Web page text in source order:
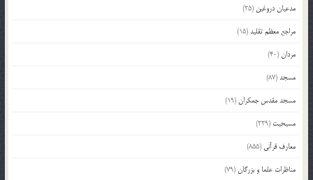
مدعیان دروغین (25)
مراجع معظم تقلید(15)
مردان(40)
مسجد(87)
مسجد مقدس جمکران(19)
مسیحیت (229)
معارف قرآنی (855)
مناظرات علما و بزرگان(79)